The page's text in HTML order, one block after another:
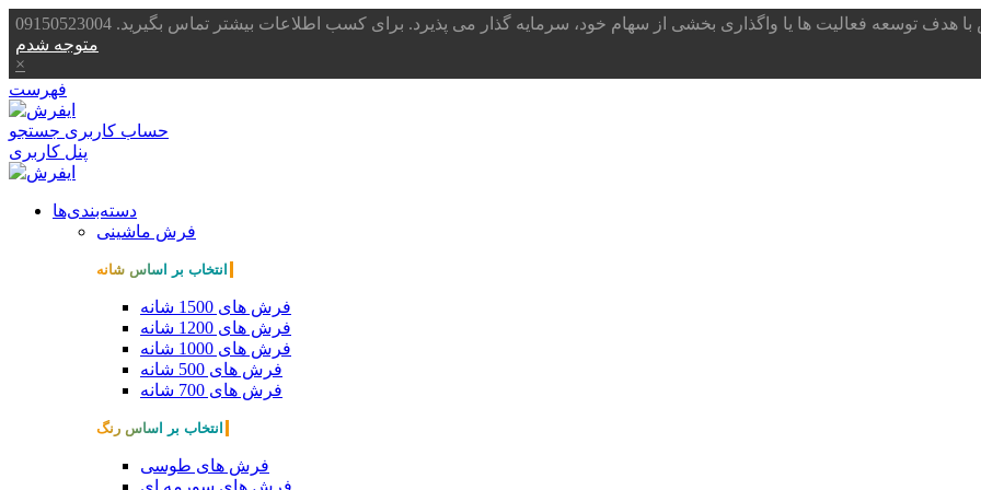
با هدف توسعه فعالیت ها یا واگذاری بخشی از سهام خود، سرمایه گذار می پذیرد. برای کسب اطلاعات بیشتر تماس بگیرید. 09150523004
متوجه شدم
×
فهرست
حساب کاربری جستجو
پنل کاربری
دسته‌بندی‌ها
فرش ماشینی
انتخاب بر اساس شانه
فرش های 1500 شانه
فرش های 1200 شانه
فرش های 1000 شانه
فرش های 500 شانه
فرش های 700 شانه
انتخاب بر اساس رنگ
فرش های طوسی
فرش های سورمه ای